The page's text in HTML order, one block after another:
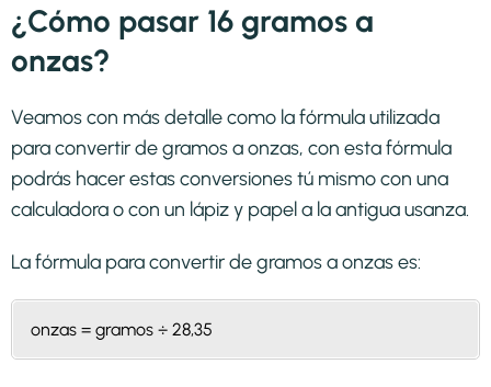
¿Cómo pasar 16 gramos a
onzas?
Veamos con más detalle como la fórmula utilizada
para convertir de gramos a onzas, con esta fórmula
podrás hacer estas conversiones tú mismo con una
calculadora o con un lápiz y papel a la antigua usanza.
La fórmula para convertir degramos a onzases:
onzas = gramos ÷ 28,35